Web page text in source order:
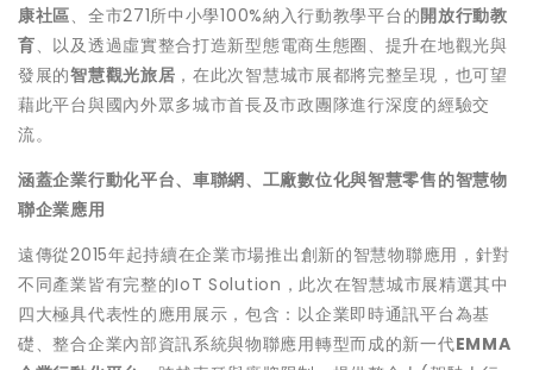
康社區、全市271所中小學100%納入行動教學平台的開放行動教
育、以及透過虛實整合打造新型態電商生態圈、提升在地觀光與
發展的智慧觀光旅居 ，在此次智慧城市展都將完整呈現，也可望
藉此平台與國內外眾多城市首長及市政團隊進行深度的經驗交
流。
涵蓋企業行動化平台、車聯網、工廠數位化與智慧零售的智慧物
聯企業應用
遠傳從2015年起持續在企業市場推出創新的智慧物聯應用，針對
不同產業皆有完整的IoT Solution，此次在智慧城市展精選其中
四大極具代表性的應用展示，包含：以企業即時通訊平台為基
礎、整合企業內部資訊系統與物聯應用轉型而成的新一代EMMA